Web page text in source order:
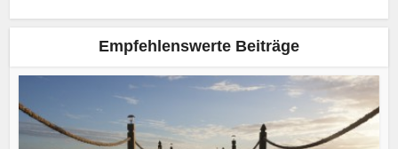
Empfehlenswerte Beiträge